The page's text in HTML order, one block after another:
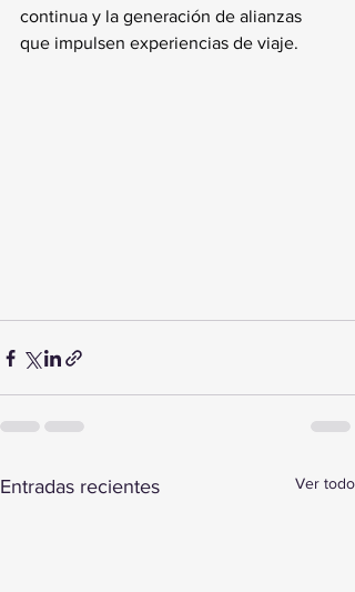
continua y la generación de alianzas
que impulsen experiencias de viaje.
Entradas recientes Ver todo